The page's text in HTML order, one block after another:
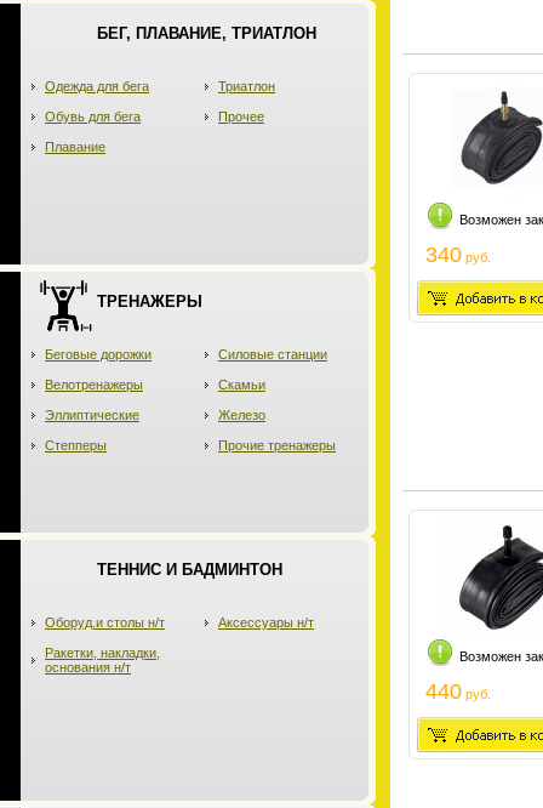
БЕГ, ПЛАВАНИЕ, ТРИАТЛОН
Одежда для бега
Обувь для бега
Плавание
Триатлон
Прочее
ТРЕНАЖЕРЫ
Беговые дорожки
Велотренажеры
Эллиптические
Степперы
Силовые станции
Скамьи
Железо
Прочие тренажеры
ТЕННИС И БАДМИНТОН
Оборуд.и столы н/т
Ракетки, накладки,
основания н/т
Аксессуары н/т
Возможен
340 руб.
Возможен
440 руб.